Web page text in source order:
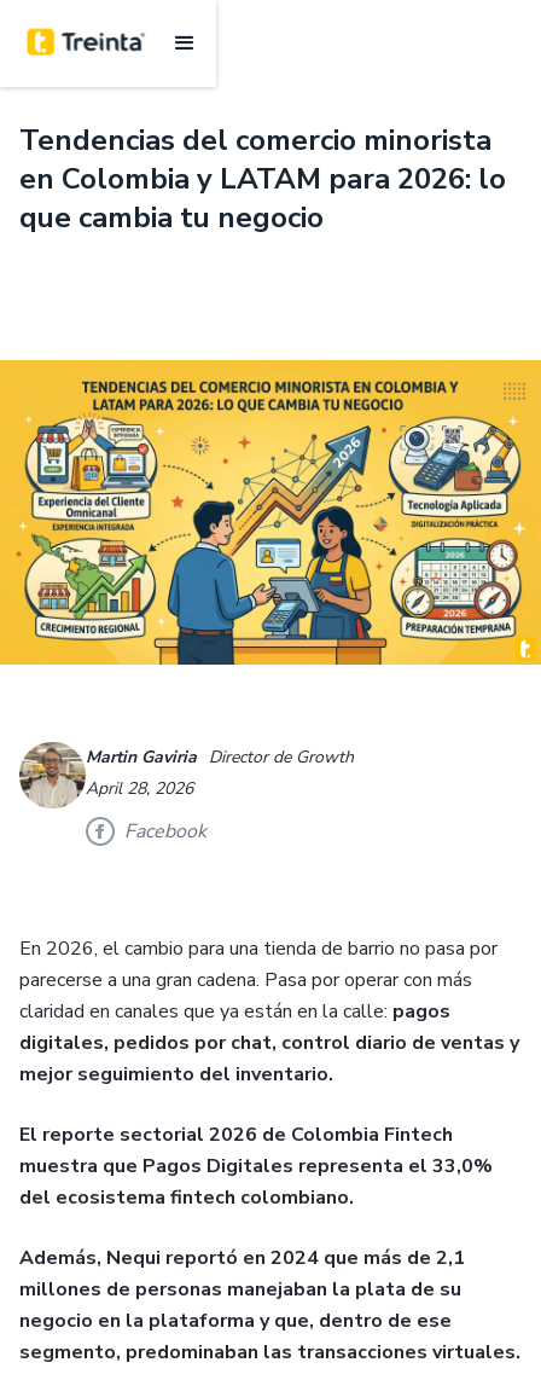
Tendencias del comercio minorista
en Colombia y LATAM para 2026: lo
que cambia tu negocio
Martin Gaviria Director de Growth
April 28, 2026
Facebook
En 2026, el cambio para una tienda de barrio no pasa por
parecerse a una gran cadena. Pasa por operar con más
claridad en canales que ya están en la calle: pagos
digitales, pedidos por chat, control diario de ventas y
mejor seguimiento del inventario.
El reporte sectorial 2026 de Colombia Fintech
muestra que Pagos Digitales representa el 33,0%
del ecosistema fintech colombiano.
Además, Nequi reportó en 2024 que más de 2,1
millones de personas manejaban la plata de su
negocio en la plataforma y que, dentro de ese
segmento, predominaban las transacciones virtuales.